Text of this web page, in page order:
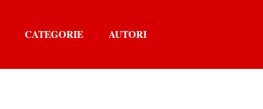
CATEGORIE AUTORI